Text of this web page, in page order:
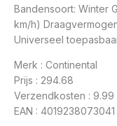
Bandensoort: Winter
km/h)
Universeel
Merk : Continental
Prijs : 294.68
Verzendkosten : 9.99
EAN : 4019238073041